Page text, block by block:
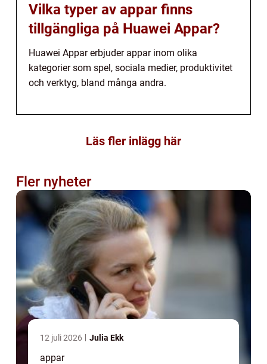
Vilka typer av appar finns
tillgängliga på Huawei Appar?
Huawei Appar erbjuder appar inom olika
kategorier som spel, sociala medier, produktivitet
och verktyg, bland många andra.
Läs fler inlägg här
Fler nyheter
12 juli 2026 Julia Ekk
appar